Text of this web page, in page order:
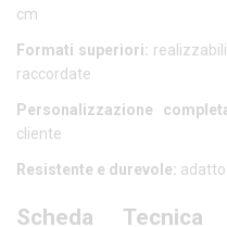
cm
Formati superiori:
raccordate
Personalizzazione
cliente
Resistente e durevole:
Scheda